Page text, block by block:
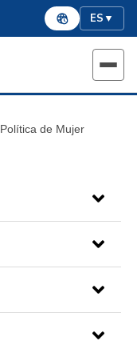
ES▼
Política de Mujer